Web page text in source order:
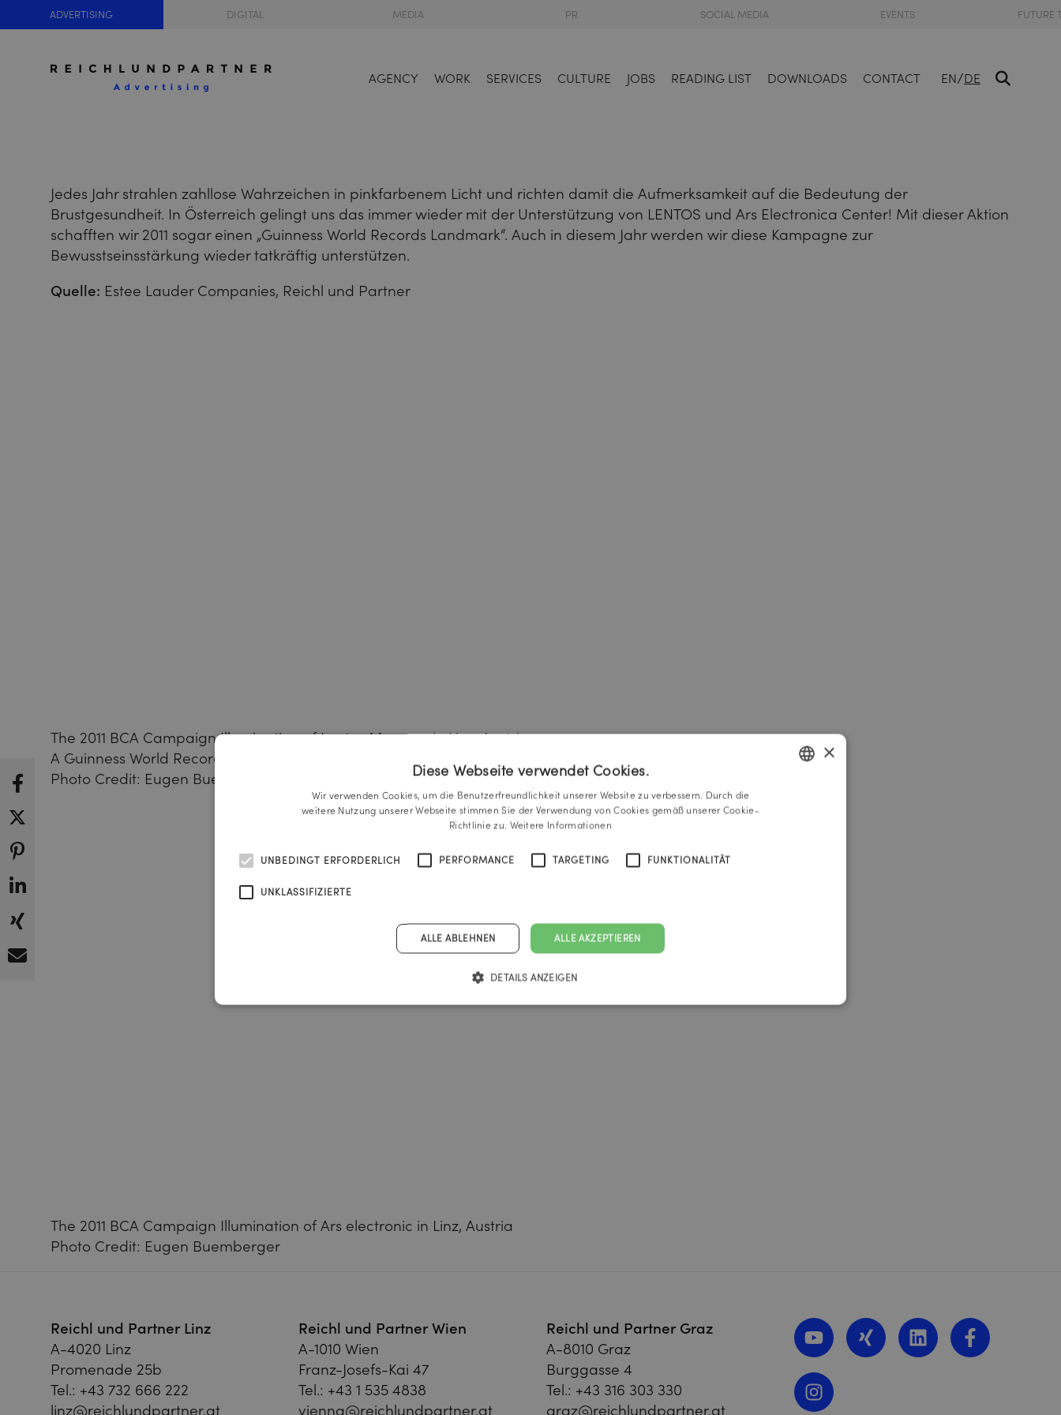
ADVERTISING DIGITAL MEDIA PR SOCIAL MEDIA EVENTS FUTURE
AGENCY WORK SERVICES CULTURE JOBS READING LIST DOWNLOADS CONTACT EN/DE
Jedes Jahr strahlen zahllose Wahrzeichen in pinkfarbenem Licht und richten damit die Aufmerksamkeit auf die Bedeutung der
Brustgesundheit. In Österreich gelingt uns das immer wieder mit der Unterstützung von LENTOS und Ars Electronica Center! Mit dieser Aktion
schafften wir 2011 sogar einen „Guinness World Records Landmark“. Auch in diesem Jahr werden wir diese Kampagne zur
Bewusstseinsstärkung wieder tatkräftig unterstützen.
Quelle: Estee Lauder Companies, Reichl und Partner
The 2011 BCA Campaign Illumination of Lentos Museum in Linz, Austria
A Guinness World Records Landmark
Photo Credit: Eugen Buemberger
The 2011 BCA Campaign Illumination of Ars electronic in Linz, Austria
Photo Credit: Eugen Buemberger
Reichl und Partner Linz
A-4020 Linz
Promenade 25b
Tel.: +43 732 666 222
linz@reichlundpartner.at
Reichl und Partner Wien
A-1010 Wien
Franz-Josefs-Kai 47
Tel.: +43 1 535 4838
vienna@reichlundpartner.at
Reichl und Partner Graz
A-8010 Graz
Burggasse 4
Tel.: +43 316 303 330
graz@reichlundpartner.at
×
Diese Webseite verwendet Cookies.
Wir verwenden Cookies, um die Benutzerfreundlichkeit unserer Website zu verbessern. Durch die
weitere Nutzung unserer Webseite stimmen Sie der Verwendung von Cookies gemäß unserer Cookie-
Richtlinie zu. Weitere Informationen
UNBEDINGT ERFORDERLICH PERFORMANCE TARGETING FUNKTIONALITÄT
UNKLASSIFIZIERTE
ALLE AKZEPTIEREN
ALLE ABLEHNEN
DETAILS ANZEIGEN